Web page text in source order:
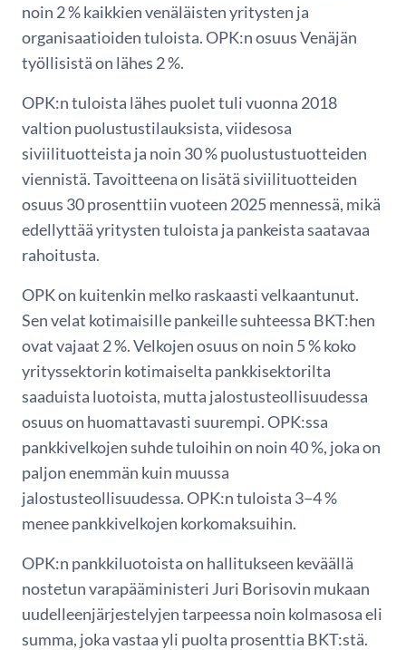
noin 2 % kaikkien venäläisten yritysten ja
organisaatioiden tuloista. OPK:n osuus Venäjän
työllisistä on lähes 2 %.
OPK:n tuloista lähes puolet tuli vuonna 2018
valtion puolustustilauksista, viidesosa
siviilituotteista ja noin 30 % puolustustuotteiden
viennistä. Tavoitteena on lisätä siviilituotteiden
osuus 30 prosenttiin vuoteen 2025 mennessä, mikä
edellyttää yritysten tuloista ja pankeista saatavaa
rahoitusta.
OPK on kuitenkin melko raskaasti velkaantunut.
Sen velat kotimaisille pankeille suhteessa BKT:hen
ovat vajaat 2 %. Velkojen osuus on noin 5 % koko
yrityssektorin kotimaiselta pankkisektorilta
saaduista luotoista, mutta jalostusteollisuudessa
osuus on huomattavasti suurempi. OPK:ssa
pankkivelkojen suhde tuloihin on noin 40 %, joka on
paljon enemmän kuin muussa
jalostusteollisuudessa. OPK:n tuloista 3−4 %
menee pankkivelkojen korkomaksuihin.
OPK:n pankkiluotoista on hallitukseen keväällä
nostetun varapääministeri Juri Borisovin mukaan
uudelleenjärjestelyjen tarpeessa noin kolmasosa eli
summa, joka vastaa yli puolta prosenttia BKT:stä.